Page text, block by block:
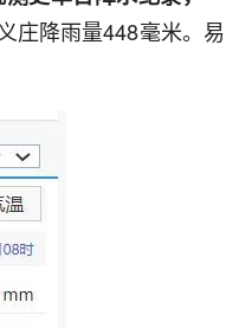
庄降雨量448毫米。易